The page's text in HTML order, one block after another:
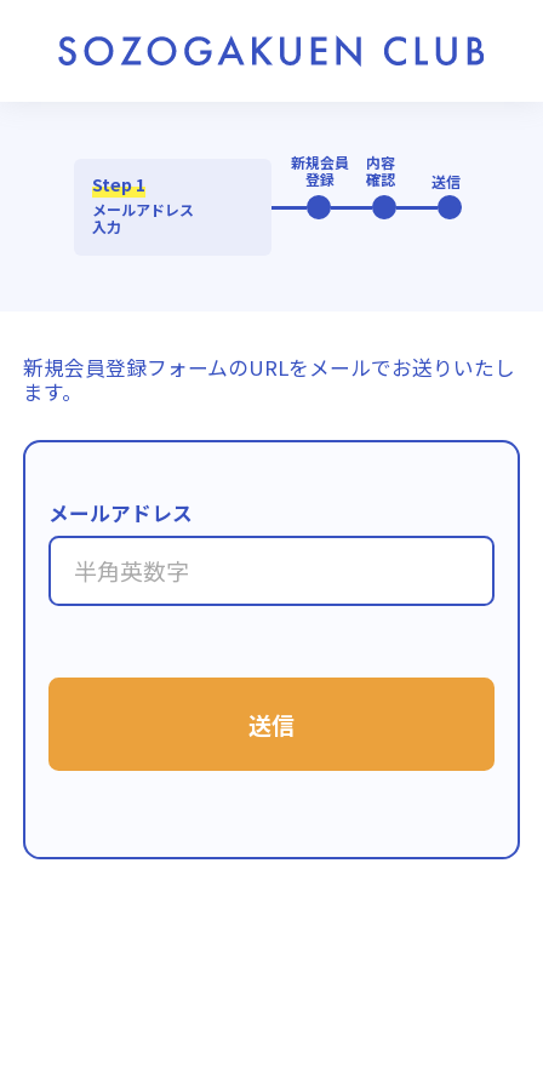
Step 1
メールアドレス
入力
新規会員
登録
内容
確認
送信
新規会員登録フォームのURLをメールでお送りいたし
ます。
メールアドレス